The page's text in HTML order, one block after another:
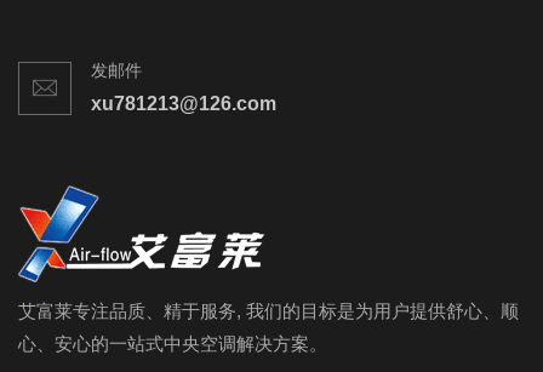
发邮件
xu781213@126.com
艾富莱专注品质、精于服务, 我们的目标是为用户提供舒心、顺
心、安心的一站式中央空调解决方案。